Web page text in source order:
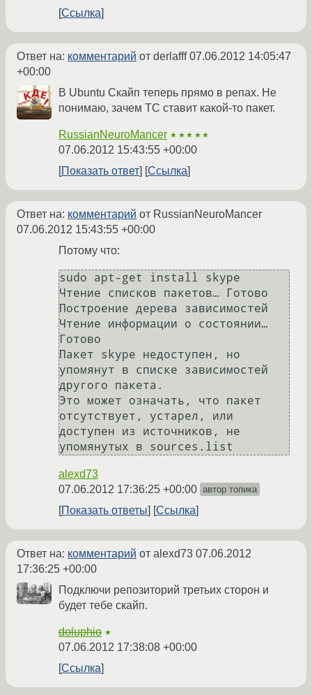
Ссылка
Ответ на: комментарий от derlafff07.06.2012 14:05:47
+00:00
В Ubuntu Скайп теперь прямо в репах. Не
понимаю, зачем ТС ставит какой-то пакет.
RussianNeuroMancer ★★★★★
07.06.2012 15:43:55 +00:00
Показать ответ
Ссылка
Ответ на: комментарий от RussianNeuroMancer
07.06.2012 15:43:55 +00:00
Потому что:
sudo apt-get install skype
Чтение списков пакетов… Готово
Построение дерева зависимостей
Чтение информации о состоянии…
Готово
Пакет skype недоступен, но
упомянут в списке зависимостей
другого пакета.
Это может означать, что пакет
отсутствует, устарел, или
доступен из источников, не
alexd73
07.06.2012 17:36:25 +00:00 автор топика
Показать ответы Ссылка
Ответ на: комментарий от alexd73 07.06.2012
17:36:25 +00:00
Подключи репозиторий третьих сторон и
будет тебе скайп.
doluphio ★
07.06.2012 17:38:08 +00:00
Ссылка